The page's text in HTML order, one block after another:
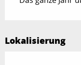
Lokalisierung